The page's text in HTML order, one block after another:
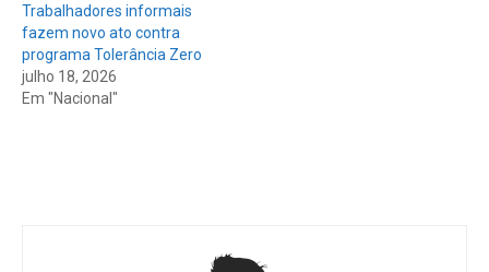
Trabalhadores informais
fazem novo ato contra
programa Tolerância Zero
julho 18, 2026
Em "Nacional"